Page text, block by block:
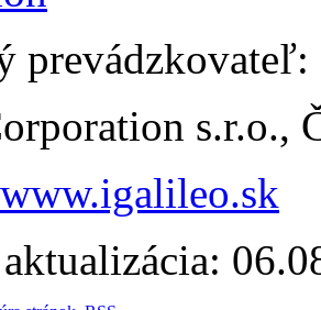
prevádzkovateľ:
s.r.o.,
www.igalileo.sk